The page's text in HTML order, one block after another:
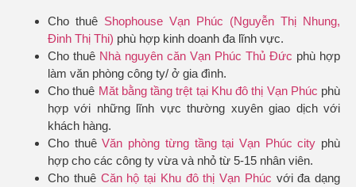
Cho thuê Shophouse Vạn Phúc (Nguyễn Thị Nhung,
Đinh Thị Thi) phù hợp kinh doanh đa lĩnh vực.
Cho thuê Nhà nguyên căn Vạn Phúc Thủ Đức phù hợp
làm văn phòng công ty/ ở gia đình.
Cho thuê Măt bằng tầng trệt tại Khu đô thị Vạn Phúc phù
hợp với những lĩnh vực thường xuyên giao dịch với
khách hàng.
Cho thuêVăn phòng từng tầng tại Vạn Phúc city phù
hợp cho các công ty vừa và nhỏ từ 5-15 nhân viên.
Cho thuê Căn hộ tại Khu đô thị Vạn Phúc với đa dạng